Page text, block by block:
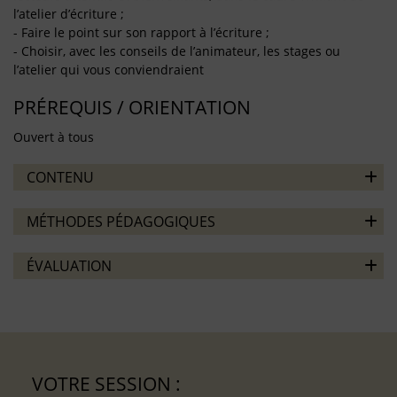
l’atelier d’écriture ;
- Faire le point sur son rapport à l’écriture ;
- Choisir, avec les conseils de l’animateur, les stages ou
l’atelier qui vous conviendraient
PRÉREQUIS / ORIENTATION
Ouvert à tous
CONTENU
MÉTHODES PÉDAGOGIQUES
ÉVALUATION
VOTRE SESSION :